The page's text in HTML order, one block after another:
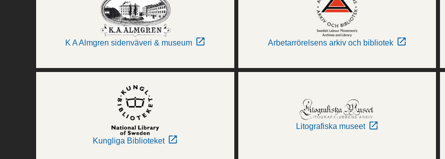
K A Almgren sidenväveri & museum Arbetarrörelsens arkiv och bibliotek
Kungliga Biblioteket
Litografiska museet